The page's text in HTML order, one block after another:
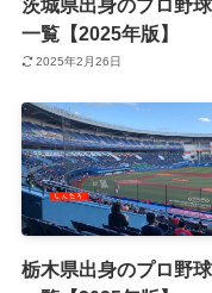
茨城県出身のプロ野
一覧【2025年版】
2025年2月26日
栃木県出身のプロ野